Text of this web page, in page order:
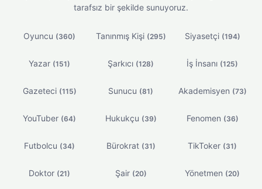
tarafsız bir şekilde sunuyoruz.
Oyuncu (360) Tanınmış Kişi (295) Siyasetçi (194)
Yazar (151) Şarkıcı (128) İş İnsanı (125)
Gazeteci (115) Sunucu (81) Akademisyen (73)
YouTuber (64) Hukukçu (39) Fenomen (36)
Futbolcu (34) Bürokrat (31) TikToker (31)
Doktor (21) Şair (20) Yönetmen (20)